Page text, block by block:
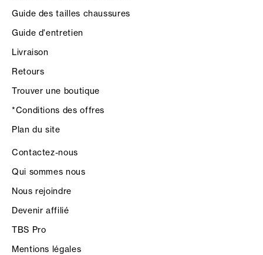
Guide des tailles chaussures
Guide d'entretien
Livraison
Retours
Trouver une boutique
*Conditions des offres
Plan du site
Contactez-nous
Qui sommes nous
Nous rejoindre
Devenir affilié
TBS Pro
Mentions légales